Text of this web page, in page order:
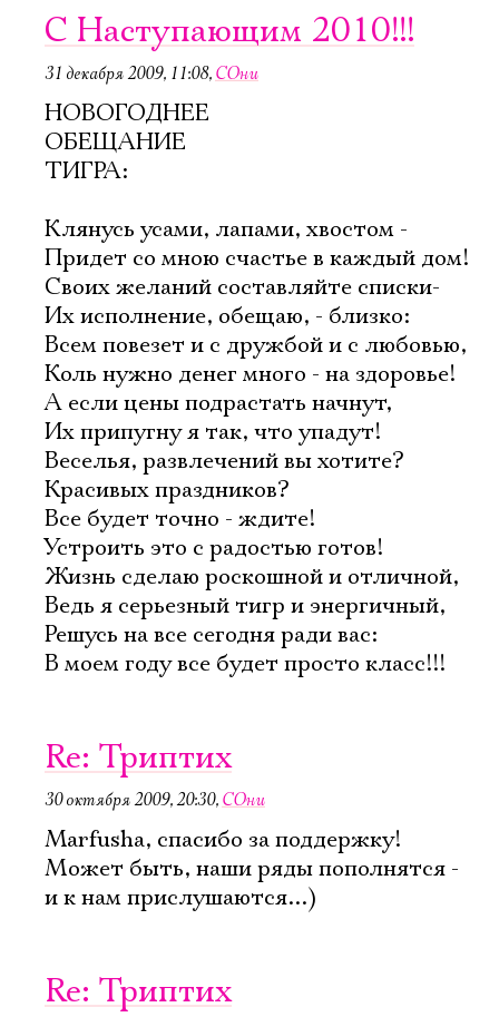
C Наступающим 2010!!!
31 декабря 2009, 11:08, СОни
НОВОГОДНЕЕ
ОБЕЩАНИЕ
ТИГРА:
Клянусь усами, лапами, хвостом -
Придет со мною счастье в каждый дом!
Своих желаний составляйте списки-
Их исполнение, обещаю, - близко:
Всем повезет и с дружбой и с любовью,
Коль нужно денег много - на здоровье!
А если цены подрастать начнут,
Их припугну я так, что упадут!
Веселья, развлечений вы хотите?
Красивых праздников?
Все будет точно - ждите!
Устроить это с радостью готов!
Жизнь сделаю роскошной и отличной,
Ведь я серьезный тигр и энергичный,
Решусь на все сегодня ради вас:
В моем году все будет просто класс!!!
Re: Триптих
30 октября 2009, 20:30, СОни
Marfusha, спасибо за поддержку!
Может быть, наши ряды пополнятся -
и к нам прислушаются...)
Re: Триптих
Электропочта
Имя
Ознакомиться